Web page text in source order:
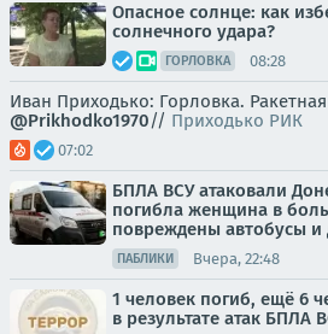
Опасное солнце: как
солнечного удара?
ГОРЛОВКА 08:28
Иван Приходько: Горловка.
@Prikhodko1970// Приходько РИК
07:02
БПЛА ВСУ атаковали
погибла женщина в
повреждены автобусы и
ПАБЛИКИ Вчера, 22:48
1 человек погиб, ещё 6
в результате атак БПЛА